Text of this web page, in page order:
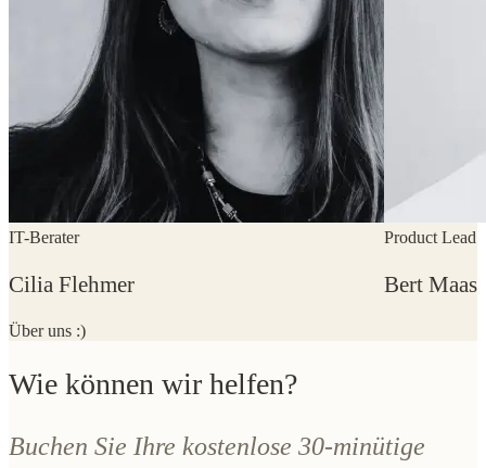
Cilia Flehmer
Product Lead
Bert Maas
Über uns :)
Wie können wir helfen?
Buchen Sie Ihre kostenlose 30-minütige